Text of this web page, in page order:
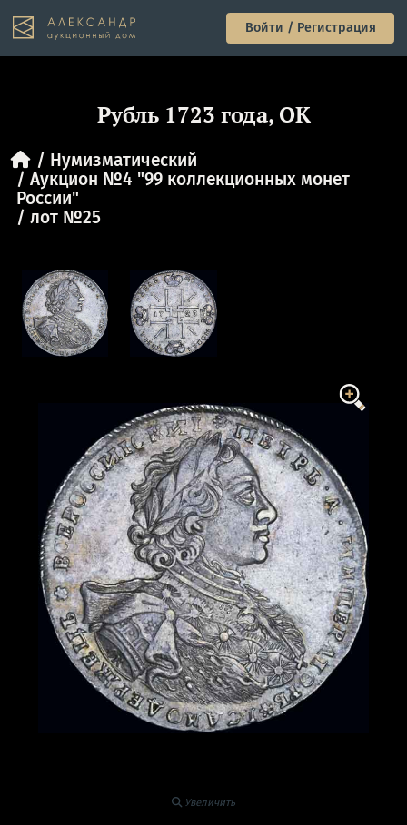
Войти / Регистрация
Рубль 1723 года, ОК
Нумизматический
Аукцион №4 "99 коллекционных монет
России"
лот №25
Увеличить